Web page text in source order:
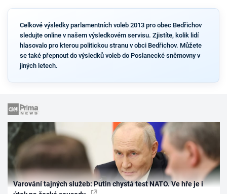
Celkové výsledky parlamentních voleb 2013 pro obec Bedřichov
sledujte online v našem výsledkovém servisu. Zjistíte, kolik lidí
hlasovalo pro kterou politickou stranu v obci Bedřichov. Můžete
se také přepnout do výsledků voleb do Poslanecké sněmovny v
jiných letech.
Varování tajných služeb: Putin chystá test NATO. Ve hře je i